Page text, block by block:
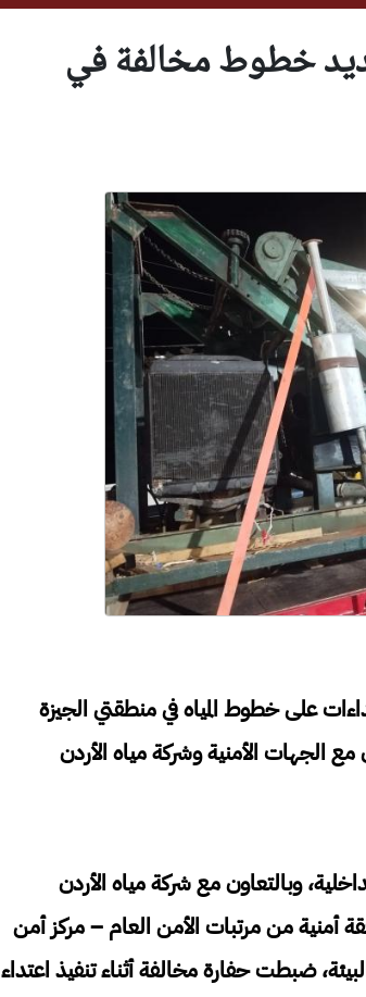
خطوط مخالفة في
على خطوط المياه في منطقتي الجيزة
الجهات الأمنية وشركة مياه الأردن
وبالتعاون مع شركة مياه الأردن
أمنية من مرتبات الأمن العام – مركز أمن
ضبطت حفارة مخالفة أثناء تنفيذ اعتداء